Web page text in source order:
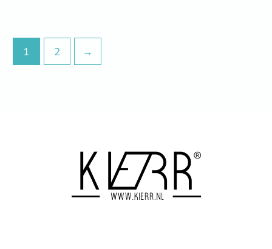
1 2 →